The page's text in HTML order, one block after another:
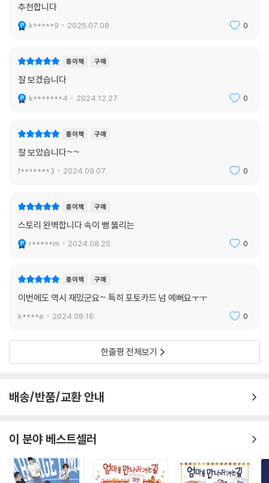
추천합니다
k*****9 2025.07.08. 0
종이책 구매
잘 보겠습니다
k*******4 2024.12.27. 0
종이책 구매
잘 보았습니다~~
f*******3 2024.09.07. 0
종이책 구매
스토리 완벽합니다 속이 뻥 뚫리는
r*****m 2024.08.25. 0
종이책 구매
이번에도 역시 재밌군요~ 특히 포토카드 넘 예뻐요ㅜㅜ
k****e 2024.08.16. 0
한줄평 전체보기
배송/반품/교환 안내
이 분야 베스트셀러